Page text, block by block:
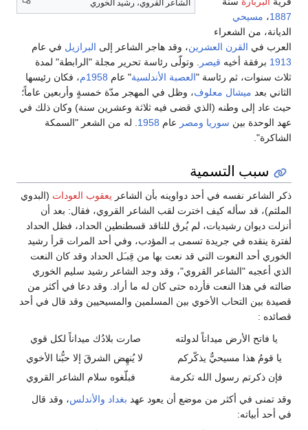
الشاعر القروي، رشيد الخوري
1887، مسيحي
الديانة، من الشعراء
العرب في القرن العشرين، وقد هاجر الشاعر إلى البرازيل في عام
1913 برفقة أخيه قيصر
. وتولّى رئاسة تحرير مجلة "الرابطة" لمدة
ثلاث سنوات، ثم رئاسة "العصبة الأندلسية" عام 1958م
، فكان رئيسها
الثاني بعد ميشال معلوف، وظل في المهجر مدّة خمسةٍ وأربعين عاماً؛
حيث عاد إلى وطنه (الذي قضى فيه ثلاثة وعشرين سنة) وكان ذلك في
عهد الوحدة بين سوريا ومصر عام 1958 . له من الشعر "السمكة
الشاكرة".
سبب التسمية
ذكر الشاعر نفسه في أحد دواوينه بأن الشاعر يعقوب العودات (البدوي
الملثم)، قد سأله كيف اخترت لقب الشاعر القروي، فقال: بعد أن
أنزلت ديوان رشيديات، لم يُرق للناقد قسطنطين الحداد، فظل الحداد
لفترة ينقده في جريدة تسمى بـ المؤدب، وفي أحد المرات قرأ رشيد
الخوري أحد النعوت التي قد نعت بها من قِبـَل الحداد وقد كان النعت
الذي أعجبه "الشاعر القروي"، وقد وجد الشاعر رشيد سليم الخوري
ضالته في هذا النعت فأرده حتى كان له ما أراد. وقد دعا في أكثر من
قصيدة بين التحاب الأخوي بين المسلمين والمسيحيين وقد قال في أحد
قصائده :
يا فاتح الأرض ميداناً لدولته
صارت بلادُك ميداناً لكل قوي
يا قومُ هذا مسيحيٌّ يذكّركم
لا يُنهِض الشرقَ إلا حبُّنا الأخوي
فإن ذكرتم رسول الله تكرمة
فبلّغوه سلام الشاعر القروي
وقد تمنى في أكثر من موضع أن يعود عهد بغداد والأندلس، وقد قال
في أحد أبياته: